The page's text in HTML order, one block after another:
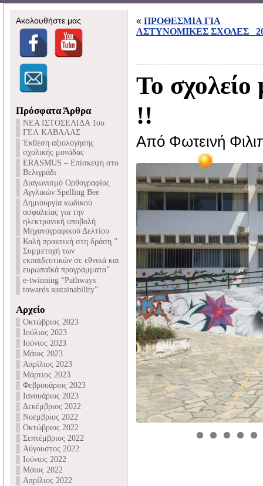
Ακολουθήστε μας
Πρόσφατα Άρθρα
NEA ΙΣΤΟΣΕΛΙΔΑ 1ου
ΓΕΛ ΚΑΒΑΛΑΣ
Έκθεση αξιολόγησης
σχολικής μονάδας
ERASMUS – Επίσκεψη στο
Βελιγράδι
Διαγωνισμό Ορθογραφίας
Αγγλικών Spelling Bee
Δημιουργία κωδικού
ασφαλείας για την
ηλεκτρονική υποβολή
Μηχανογραφικού Δελτίου
Καλή πρακτική στη δράση ”
Συμμετοχή των
εκπαιδευτικών σε εθνικά και
ευρωπαϊκά προγράμματα”
e-twinning “Pathways
towards sustainability”
Αρχείο
Οκτώβριος 2023
Ιούλιος 2023
Ιούνιος 2023
Μάιος 2023
Απρίλιος 2023
Μάρτιος 2023
Φεβρουάριος 2023
Ιανουάριος 2023
Δεκέμβριος 2022
Νοέμβριος 2022
Οκτώβριος 2022
Σεπτέμβριος 2022
Αύγουστος 2022
Ιούνιος 2022
Μάιος 2022
Απρίλιος 2022
« ΠΡΟΘΕΣΜΙΑ ΓΙΑ
ΑΣΤΥΝΟΜΙΚΕΣ ΣΧΟΛΕΣ
Το σχολείο
!!
Από Φωτεινή